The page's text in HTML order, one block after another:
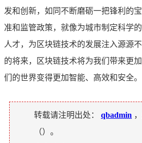
发和创新，如同不断磨砺一把锋利的
准和监管政策，就像为城市制定科学
人才，为区块链技术的发展注入源源
的将来，区块链技术将为我们带来更
们的世界变得更加智能、高效和安全。
转载请注明出处： qbadmin
（）。